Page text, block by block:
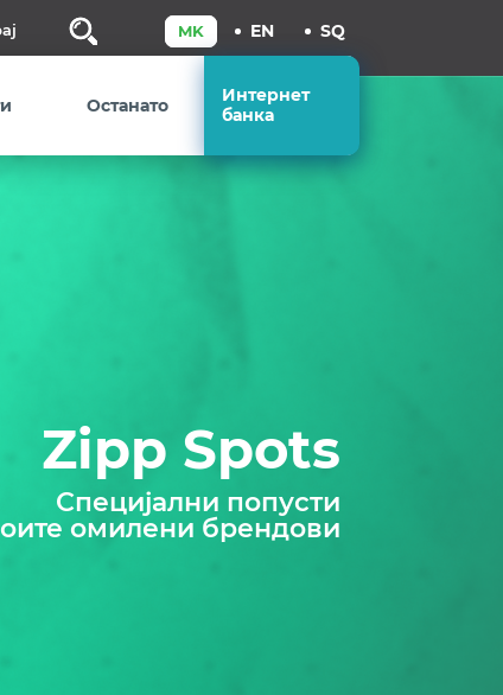
Пребарај
Останато
Интернет
банка
Zipp Spots
Специјални попусти
омилени брендови